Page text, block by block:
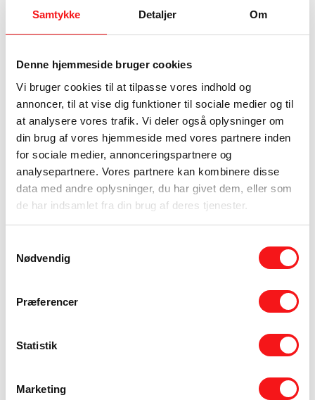
Samtykke Detaljer Om
Denne hjemmeside bruger cookies
Vi bruger cookies til at tilpasse vores indhold og
annoncer, til at vise dig funktioner til sociale medier og til
at analysere vores trafik. Vi deler også oplysninger om
din brug af vores hjemmeside med vores partnere inden
for sociale medier, annonceringspartnere og
analysepartnere. Vores partnere kan kombinere disse
data med andre oplysninger, du har givet dem, eller som
de har indsamlet fra din brug af deres tjenester.
Nødvendig
Præferencer
Statistik
Marketing
Håndværket er den tredje faktor. Fugefrie gulve
afslører fejl. Ujævnheder, overgange og
udtrykket er så rent. Derfor bør man vælge en
samarbejdspartner, der har erfaring med hele
processen – fra rådgivning og prøvevalg til
udførelse og aflevering.
Private hjem og erhverv har
forskellige behov
I private boliger handler valget ofte om
stemning, rengøringsvenlighed og visuel ro.
gennem flere rum for at skabe et mere
farvebalance og et elegant udtryk ofte lige så
I erhverv er kravene typisk mere sammensatte.
også kunne holde til trafik, rengøring, udstyr og